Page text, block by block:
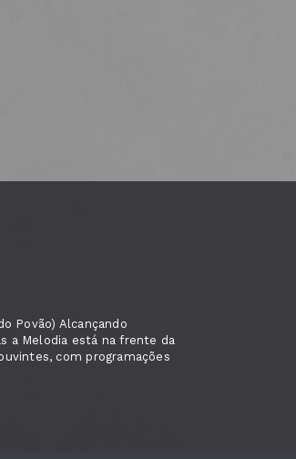
Peres
Povão) Alcançando
a Melodia está na frente da
com programações